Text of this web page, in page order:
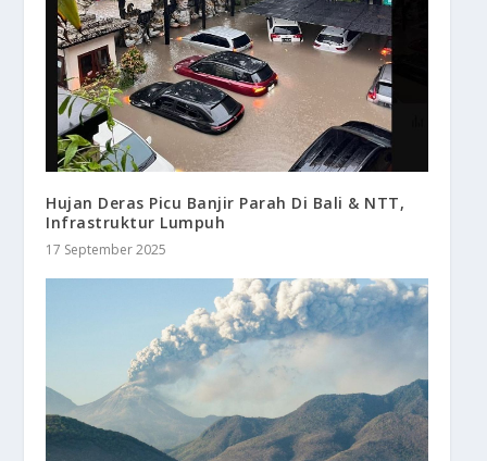
Hujan Deras Picu Banjir Parah Di Bali & NTT,
Infrastruktur Lumpuh
17 September 2025